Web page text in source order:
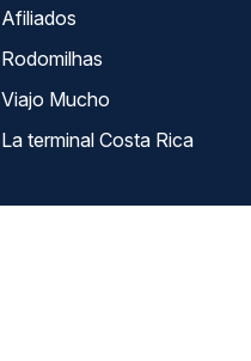
Afiliados
Rodomilhas
Viajo Mucho
La terminal Costa Rica